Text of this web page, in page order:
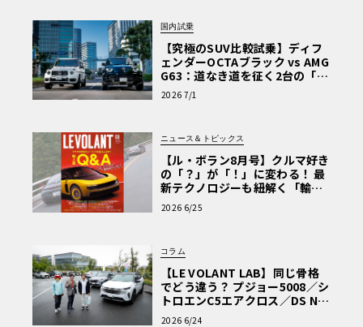
国内試乗
【究極のSUV比較試乗】ディフ
ェンダーOCTAブラック vs AMG
G63：道なき道を征く2台の「対
極的アプローチ」
2026 7/1
ニュース＆トピックス
【ル・ボラン8月号】クルマ好き
の「？」が「！」に変わる！ 最
新テクノロジーも紐解く「輸入
車Q&A」
2026 6/25
コラム
【LE VOLANT LAB】同じ骨格
でどう違う？ プジョー5008／シ
トロエンC5エアクロス／DS Nº4
読者一気乗りレポート
2026 6/24